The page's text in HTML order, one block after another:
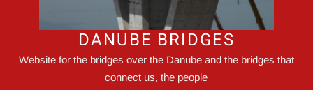
DANUBE BRIDGES
Website for the bridges over the Danube and the bridges that
connect us, the people